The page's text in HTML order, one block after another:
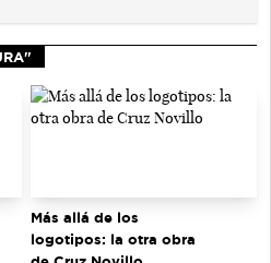
Más allá de los
logotipos: la otra obra